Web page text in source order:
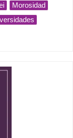
Morosidad